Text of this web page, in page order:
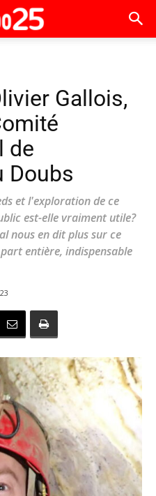
Gallois,
de
Doubs
et l'exploration de ce
est-elle vraiment utile?
nous en dit plus sur ce
entière, indispensable